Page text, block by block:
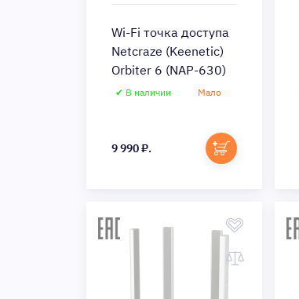
Wi-Fi точка доступа
Netcraze (Keenetic)
Orbiter 6 (NAP-630)
✔ В наличии Мало
9 990 ₽.
Быстрый просмотр